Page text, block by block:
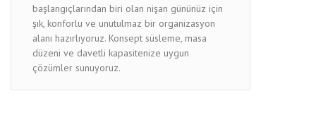
başlangıçlarından biri olan nişan gününüz için
şık, konforlu ve unutulmaz bir organizasyon
alanı hazırlıyoruz. Konsept süsleme, masa
düzeni ve davetli kapasitenize uygun
çözümler sunuyoruz.